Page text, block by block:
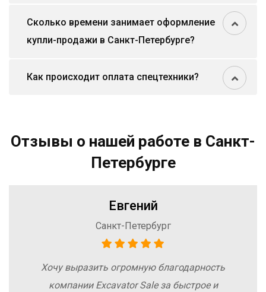
Сколько времени занимает оформление
купли-продажи в Санкт-Петербурге?
Как происходит оплата спецтехники?
Отзывы о нашей работе в Санкт-
Петербурге
Евгений
Санкт-Петербург
Хочу выразить огромную благодарность
компании Excavator Sale за быстрое и